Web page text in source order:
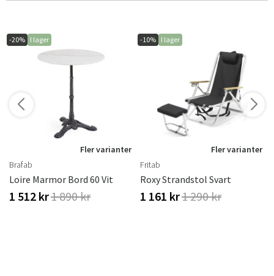
-20% I lager
Fler varianter
Brafab
Loire Marmor Bord 60 Vit
1 512 kr1 890 kr
-10% I lager
Fler varianter
Fritab
Roxy Strandstol Svart
1 161 kr1 290 kr